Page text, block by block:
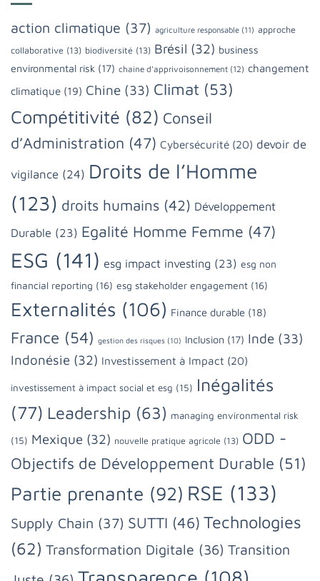
action climatique (37) agriculture responsable (11) approche
collaborative (13) biodiversité (13) Brésil (32) business
environmental risk (17) chaine d'apprivoisonnement (12) changement
climatique (19) Chine (33) Climat (53)
Compétitivité (82) Conseil
d’Administration (47) Cybersécurité (20) devoir de
vigilance (24) Droits de l’Homme
(123) droits humains (42) Développement
Durable (23) Egalité Homme Femme (47)
ESG (141) esg impact investing (23) esg non
financial reporting (16) esg stakeholder engagement (16)
Externalités (106) Finance durable (18)
France (54) gestion des risques (10) Inclusion (17) Inde (33)
Indonésie (32) Investissement à Impact (20)
investissement à impact social et esg (15) Inégalités
(77) Leadership (63) managing environmental risk
(15) Mexique (32) nouvelle pratique agricole (13) ODD -
Objectifs de Développement Durable (51)
Partie prenante (92) RSE (133)
Supply Chain (37) SUTTI (46) Technologies
(62) Transformation Digitale (36) Transition